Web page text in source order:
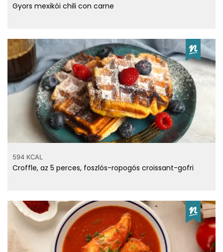
Gyors mexikói chili con carne
594 KCAL
Croffle, az 5 perces, foszlós-ropogós croissant-gofri